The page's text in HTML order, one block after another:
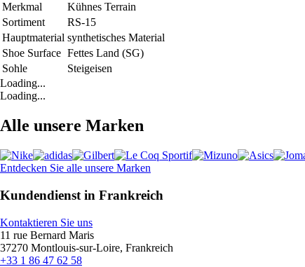
Merkmal
Kühnes Terrain
Sortiment
RS-15
Hauptmaterial synthetisches Material
Shoe Surface Fettes Land (SG)
Sohle
Steigeisen
Loading...
Loading...
Alle unsere Marken
Entdecken Sie alle unsere Marken
Kundendienst in Frankreich
Kontaktieren Sie uns
11 rue Bernard Maris
37270 Montlouis-sur-Loire, Frankreich
+33 1 86 47 62 58